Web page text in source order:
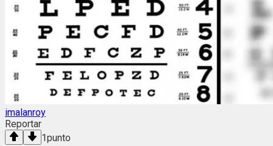
imalanroy
Reportar
1punto